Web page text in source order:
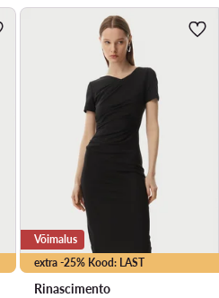
extra -25% Kood: LAST
Võimalus
Rinascimento